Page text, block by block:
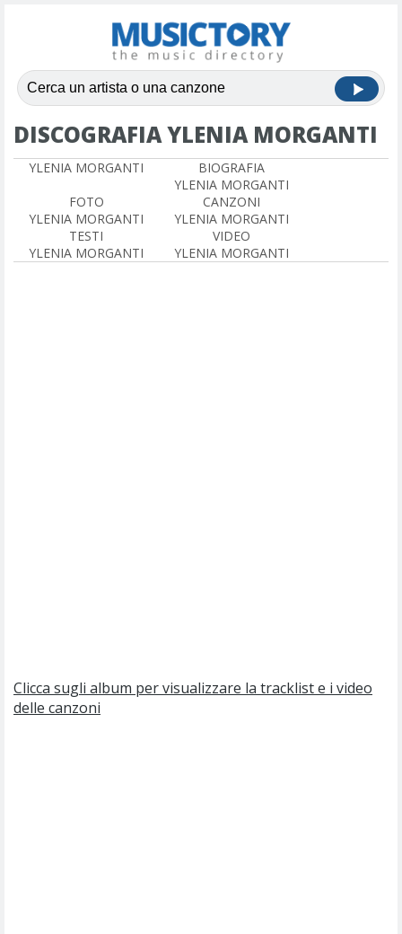
DISCOGRAFIA YLENIA MORGANTI
YLENIA MORGANTI
BIOGRAFIA
YLENIA MORGANTI
FOTO
YLENIA MORGANTI
CANZONI
YLENIA MORGANTI
TESTI
YLENIA MORGANTI
VIDEO
YLENIA MORGANTI
Clicca sugli album per visualizzare la tracklist e i video
delle canzoni